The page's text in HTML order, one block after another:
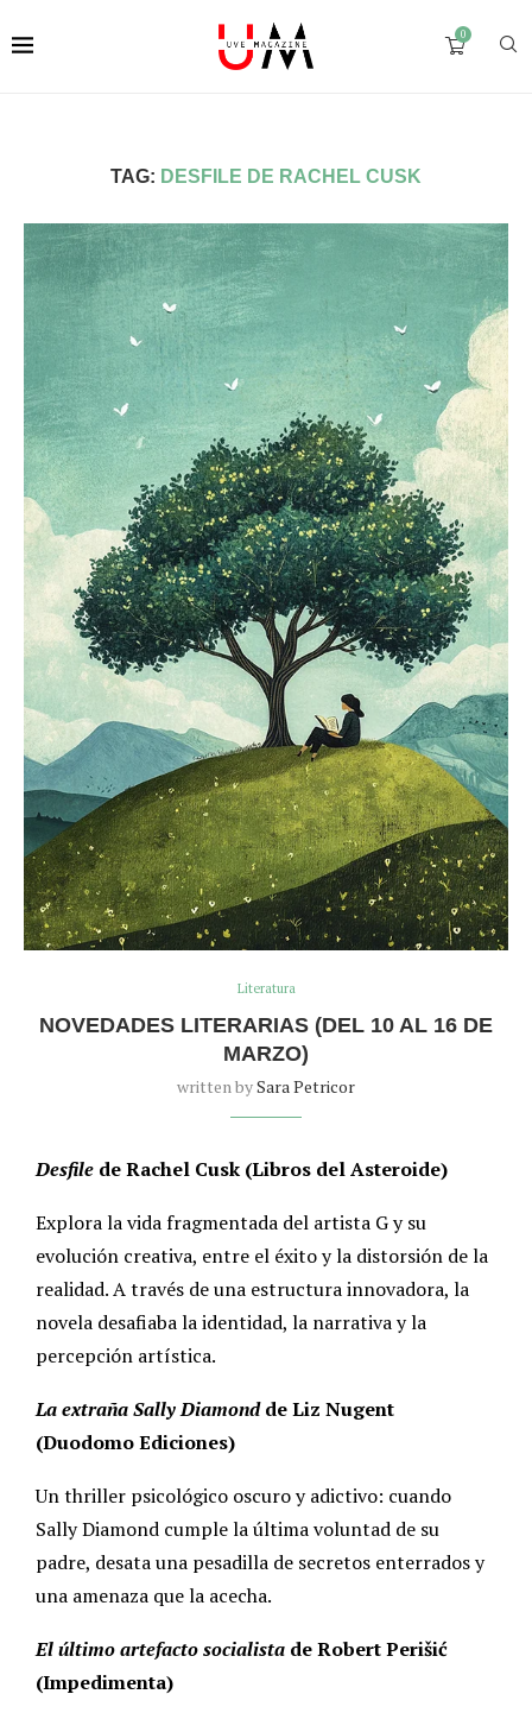
0
TAG: DESFILE DE RACHEL CUSK
Literatura
NOVEDADES LITERARIAS (DEL 10 AL 16 DE
MARZO)
written bySara Petricor
Desfile de Rachel Cusk (Libros del Asteroide)
Explora la vida fragmentada del artista G y su
evolución creativa, entre el éxito y la distorsión de la
realidad. A través de una estructura innovadora, la
novela desafiaba la identidad, la narrativa y la
percepción artística.
La extraña Sally Diamondde Liz Nugent
(Duodomo Ediciones)
Un thriller psicológico oscuro y adictivo: cuando
Sally Diamond cumple la última voluntad de su
padre, desata una pesadilla de secretos enterrados y
una amenaza que la acecha.
El último artefacto socialista de Robert Perišić
(Impedimenta)